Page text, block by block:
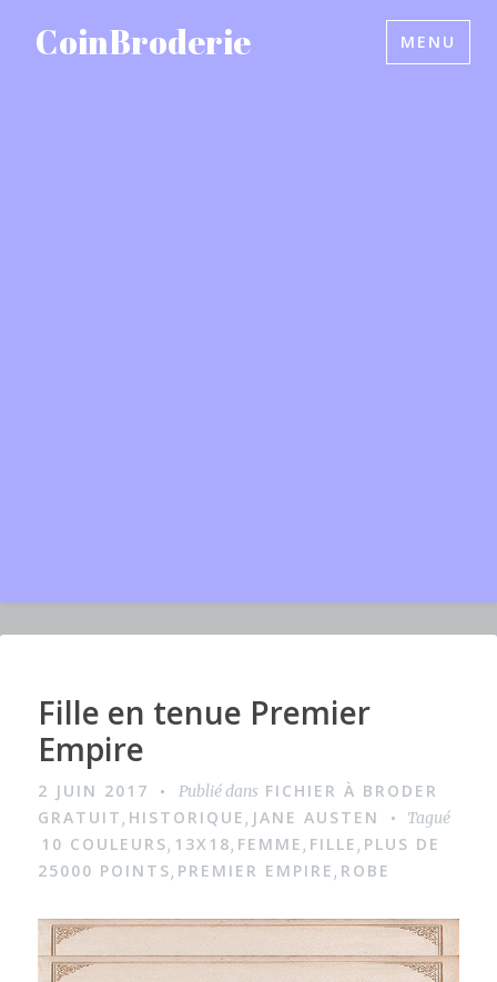
CoinBroderie MENU
I
m
g
e
Fille en tenue Premier
Empire
2 JUIN 2017 Publié dans FICHIER À BRODER
GRATUIT, HISTORIQUE, JANE AUSTEN Tagué
10 COULEURS, 13X18, FEMME, FILLE, PLUS DE
25000 POINTS, PREMIER EMPIRE, ROBE